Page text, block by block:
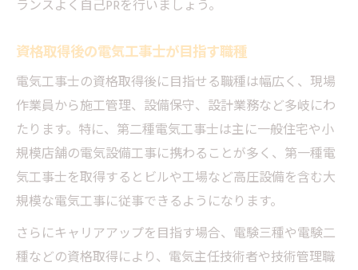
ランスよく自己PRを行いましょう。
資格取得後の電気工事士が目指す職種
電気工事士の資格取得後に目指せる職種は幅広く、現場
作業員から施工管理、設備保守、設計業務など多岐にわ
たります。特に、第二種電気工事士は主に一般住宅や小
規模店舗の電気設備工事に携わることが多く、第一種電
気工事士を取得するとビルや工場など高圧設備を含む大
規模な電気工事に従事できるようになります。
さらにキャリアアップを目指す場合、電験三種や電験二
種などの資格取得により、電気主任技術者や技術管理職